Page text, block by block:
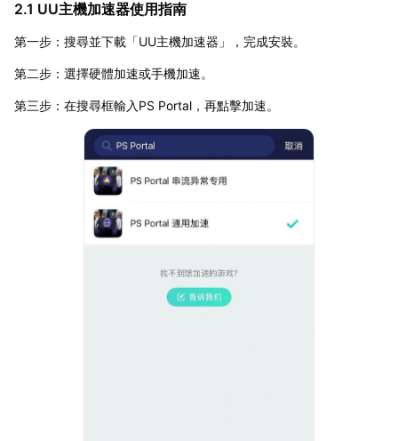
2.1 UU主機加速器使用指南
第一步：搜尋並下載「UU主機加速器」，完成安裝。
第二步：選擇硬體加速或手機加速。
第三步：在搜尋框輸入PS Portal，再點擊加速。